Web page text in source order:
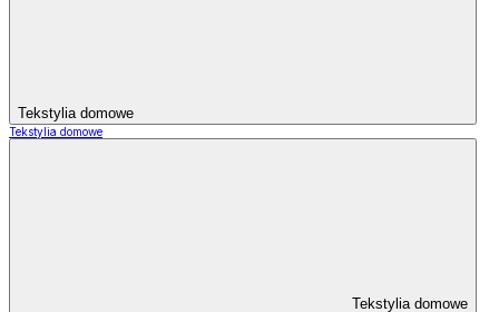
Tekstylia domowe
Tekstylia domowe
Tekstylia domowe